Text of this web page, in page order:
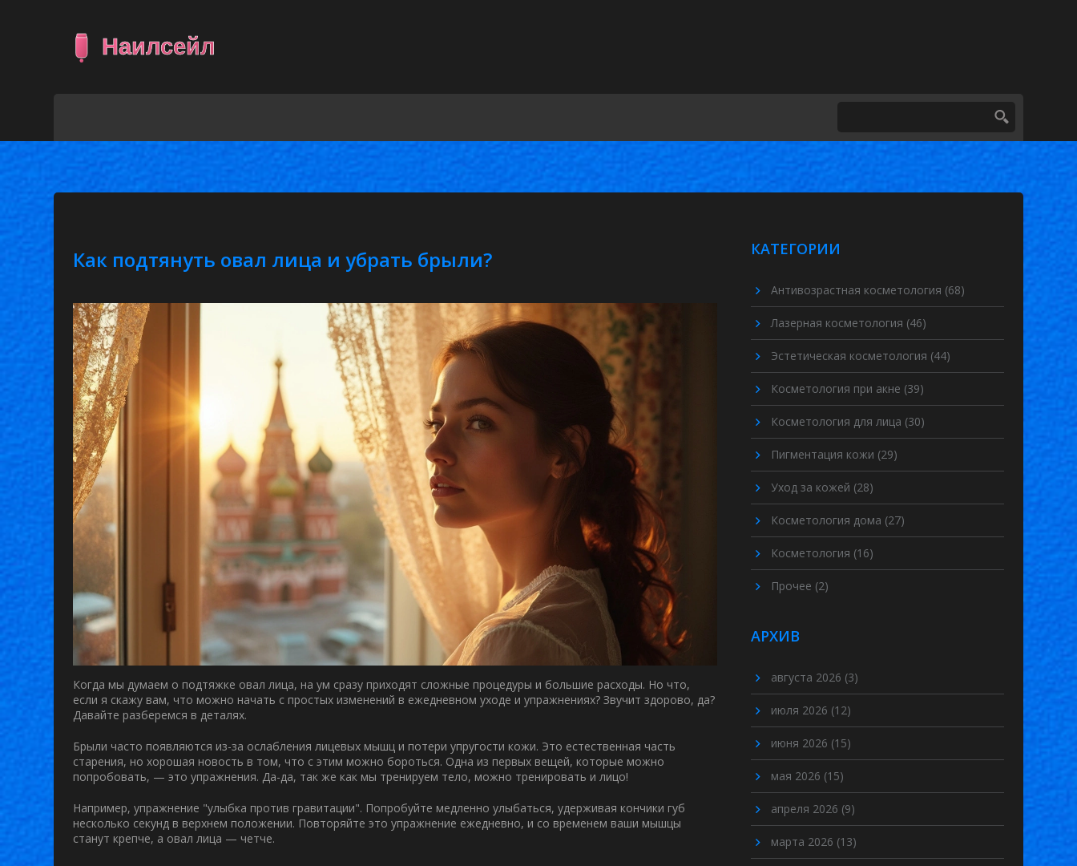
Как подтянуть овал лица и убрать брыли?
Когда мы думаем о подтяжке овал лица, на ум сразу приходят сложные процедуры и большие расходы. Но что,
если я скажу вам, что можно начать с простых изменений в ежедневном уходе и упражнениях? Звучит здорово, да?
Давайте разберемся в деталях.
Брыли часто появляются из-за ослабления лицевых мышц и потери упругости кожи. Это естественная часть
старения, но хорошая новость в том, что с этим можно бороться. Одна из первых вещей, которые можно
попробовать, — это упражнения. Да-да, так же как мы тренируем тело, можно тренировать и лицо!
Например, упражнение "улыбка против гравитации". Попробуйте медленно улыбаться, удерживая кончики губ
несколько секунд в верхнем положении. Повторяйте это упражнение ежедневно, и со временем ваши мышцы
станут крепче, а овал лица — четче.
КАТЕГОРИИ
Антивозрастная косметология (68)
Лазерная косметология (46)
Эстетическая косметология (44)
Косметология при акне (39)
Косметология для лица (30)
Пигментация кожи (29)
Уход за кожей (28)
Косметология дома (27)
Косметология (16)
Прочее (2)
АРХИВ
августа 2026 (3)
июля 2026 (12)
июня 2026 (15)
мая 2026 (15)
апреля 2026 (9)
марта 2026 (13)